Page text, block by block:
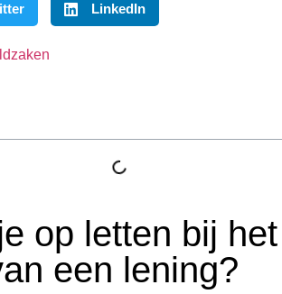
LinkedIn
op letten bij het
een lening?